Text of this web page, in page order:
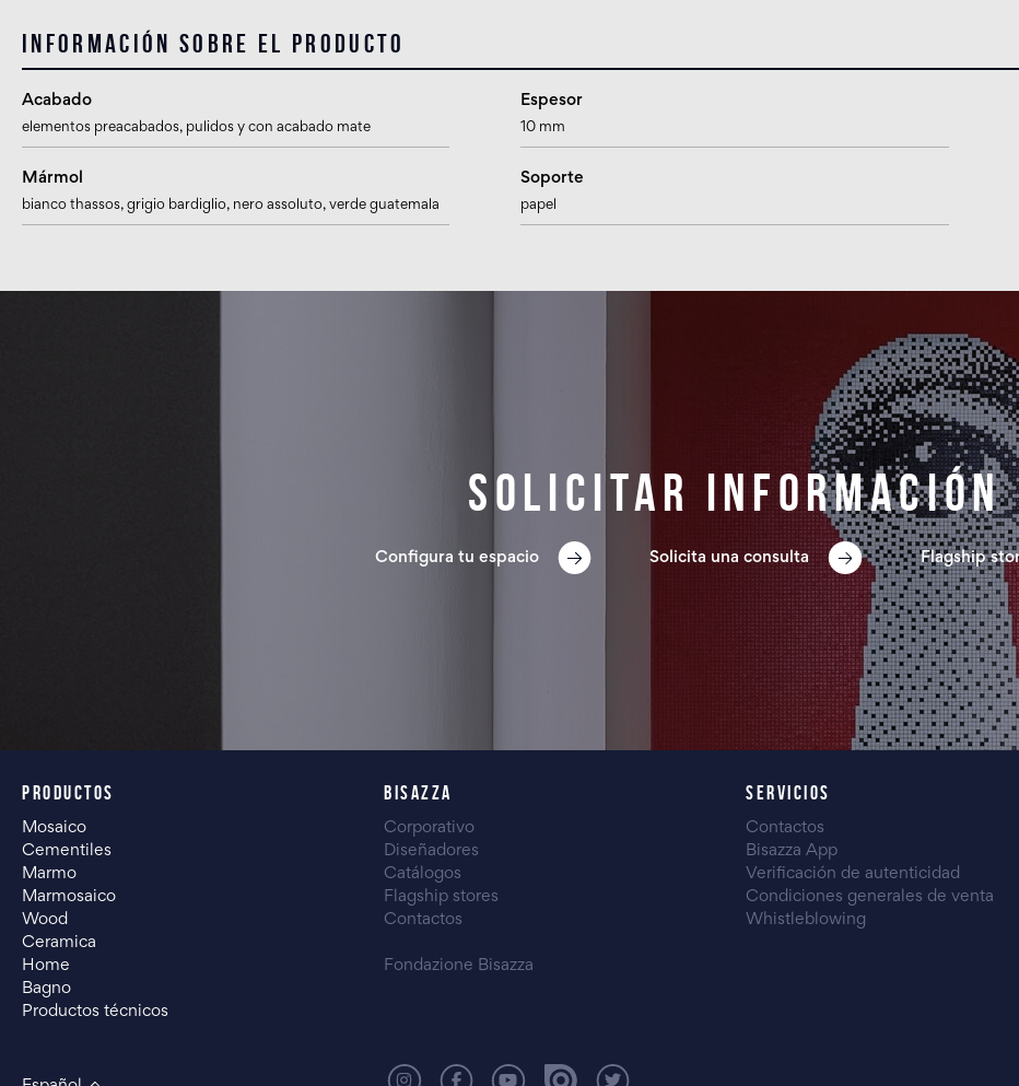
Información sobre el producto
Acabado
elementos preacabados, pulidos y con acabado mate
Espesor
10 mm
Mármol
bianco thassos, grigio bardiglio, nero assoluto, verde guatemala
Soporte
papel
Solicitar información
Configura tu espacio Solicita una consulta Flagship
PRODUCTOS
Mosaico
Cementiles
Marmo
Marmosaico
Wood
Ceramica
Home
Bagno
Productos técnicos
BISAZZA
Corporativo
Diseñadores
Catálogos
Flagship stores
Contactos
Fondazione Bisazza
SERVICIOS
Contactos
Bisazza App
Verificación de autenticidad
Condiciones generales de venta
Whistleblowing